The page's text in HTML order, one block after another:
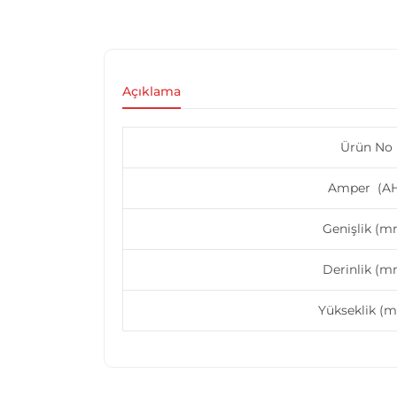
Açıklama
Ürün No
Amper
Genişlik
Derinlik
Yükseklik